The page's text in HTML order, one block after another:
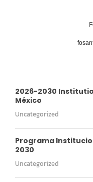
2026-2030
México
Uncategorized
Programa
2030
Uncategorized